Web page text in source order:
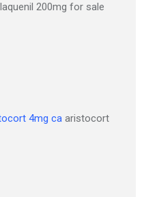
200mg for sale
4mg ca aristocort